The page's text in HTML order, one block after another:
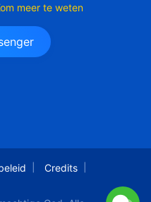
meer te weten
Credits